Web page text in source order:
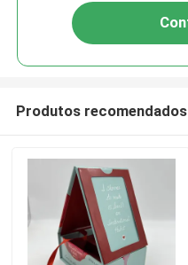
Produtos recomendados